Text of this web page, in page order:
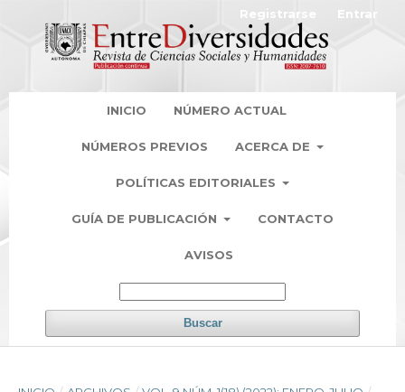
INICIO NÚMERO ACTUAL
NÚMEROS PREVIOS ACERCA DE
POLÍTICAS EDITORIALES
GUÍA DE PUBLICACIÓN CONTACTO
AVISOS
Buscar
Registrarse Entrar